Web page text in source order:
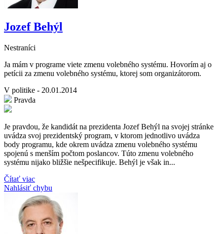
Jozef Behýl
Nestraníci
Ja mám v programe viete zmenu volebného systému. Hovorím aj o
petícii za zmenu volebného systému, ktorej som organizátorom.
V politike - 20.01.2014
Pravda
Je pravdou, že kandidát na prezidenta Jozef Behýl na svojej stránke
uvádza svoj prezidentský program, v ktorom jednotlivo uvádza
body programu, kde okrem uvádza zmenu volebného systému
spojenú s menším počtom poslancov. Túto zmenu volebného
systému nijako bližšie nešpecifikuje. Behýl je však in...
Čítať viac
Nahlásiť chybu